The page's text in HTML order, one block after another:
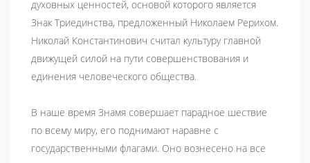
духовных ценностей, основой которого является
Знак Триединства, предложенный Николаем Рерихом.
Николай Константинович считал культуру главной
движущей силой на пути совершенствования и
единения человеческого общества.
В наше время Знамя совершает парадное шествие
по всему миру, его поднимают наравне с
государственными флагами. Оно вознесено на все